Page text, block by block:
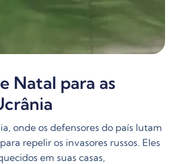
Natal para as
onde os defensores do país lutam
repelir os invasores russos. Eles
em suas casas,